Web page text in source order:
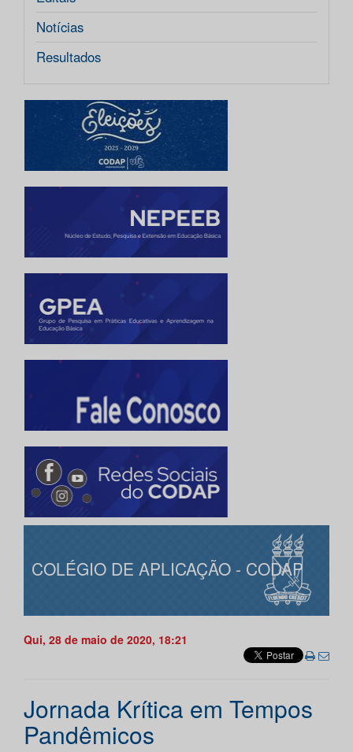
Notícias
Resultados
COLÉGIO DE APLICAÇÃO - CODAP
Qui, 28 de maio de 2020, 18:21
Jornada Krítica em Tempos
Pandêmicos